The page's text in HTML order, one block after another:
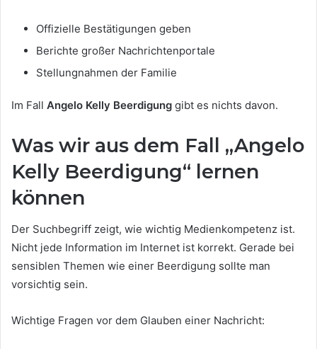
Offizielle Bestätigungen geben
Berichte großer Nachrichtenportale
Stellungnahmen der Familie
Im Fall Angelo Kelly Beerdigung gibt es nichts davon.
Was wir aus dem Fall „Angelo
Kelly Beerdigung“ lernen
können
Der Suchbegriff zeigt, wie wichtig Medienkompetenz ist.
Nicht jede Information im Internet ist korrekt. Gerade bei
sensiblen Themen wie einer Beerdigung sollte man
vorsichtig sein.
Wichtige Fragen vor dem Glauben einer Nachricht: